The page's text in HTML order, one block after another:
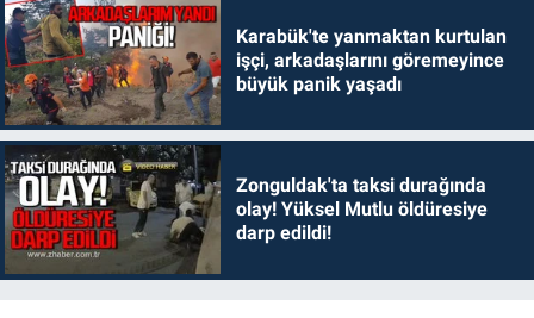
Karabük'te yanmaktan kurtulan
işçi, arkadaşlarını göremeyince
büyük panik yaşadı
Zonguldak'ta taksi durağında
olay! Yüksel Mutlu öldüresiye
darp edildi!